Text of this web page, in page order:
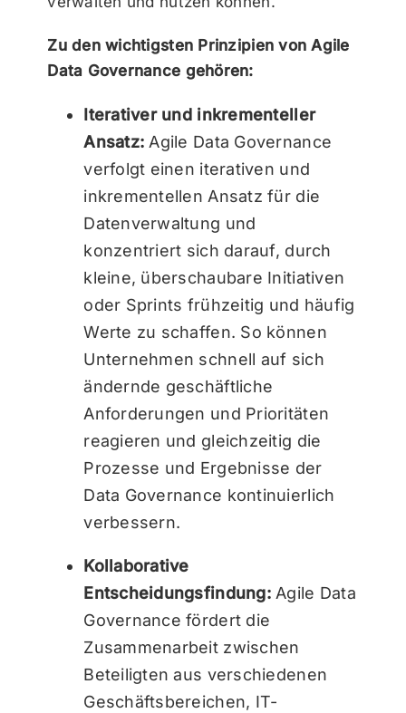
Zu den wichtigsten Prinzipien von Agile
Data Governance gehören:
Iterativer und inkrementeller
Ansatz:Agile Data Governance
verfolgt einen iterativen und
inkrementellen Ansatz für die
Datenverwaltung und
konzentriert sich darauf, durch
kleine, überschaubare Initiativen
oder Sprints frühzeitig und häufig
Werte zu schaffen. So können
Unternehmen schnell auf sich
ändernde geschäftliche
Anforderungen und Prioritäten
reagieren und gleichzeitig die
Prozesse und Ergebnisse der
Data Governance kontinuierlich
verbessern.
Kollaborative
Entscheidungsfindung:Agile Data
Governance fördert die
Zusammenarbeit zwischen
Beteiligten aus verschiedenen
Geschäftsbereichen, IT-